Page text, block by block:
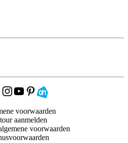
voorwaarden
aanmelden
voorwaarden